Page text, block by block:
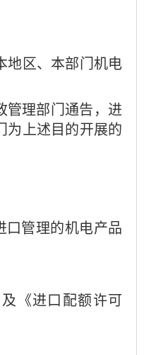
地区、本部门机电
管理部门通告，进
为上述目的开展的
口管理的机电产品
《进口配额许可